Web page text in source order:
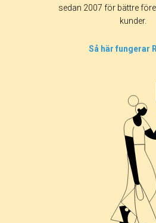
sedan 2007 för bättre
kunder.
Så här fungerar